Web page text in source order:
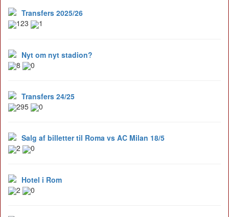
Transfers 2025/26
123
1
Nyt om nyt stadion?
8
0
Transfers 24/25
295
0
Salg af billetter til Roma vs AC Milan 18/5
2
0
Hotel i Rom
2
0